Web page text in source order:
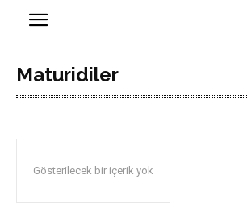
Maturidiler
Gösterilecek bir içerik yok